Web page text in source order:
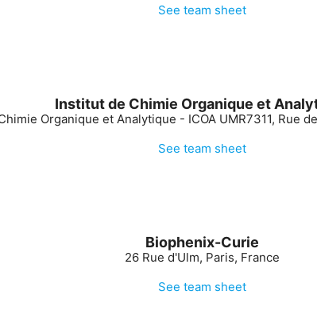
See team sheet
Institut de Chimie Organique et
Organique et Analytique - ICOA UMR7311, Rue
See team sheet
Biophenix-Curie
26 Rue d'Ulm, Paris, France
See team sheet